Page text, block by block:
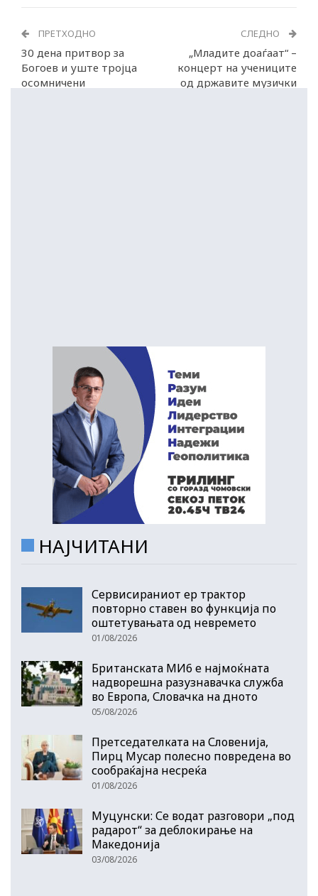
ПРЕТХОДНО
30 дена притвор за
Богоев и уште тројца
осомничени
СЛЕДНО
„Младите доаѓаат“ –
концерт на учениците
од државите музички
НАЈЧИТАНИ
Сервисираниот ер трактор
повторно ставен во функција по
оштетувањата од невремето
01/08/2026
Британската МИ6 е најмоќната
надворешна разузнавачка служба
во Европа, Словачка на дното
05/08/2026
Претседателката на Словенија,
Пирц Мусар полесно повредена во
сообраќајна несреќа
01/08/2026
Муцунски: Се водат разговори „под
радарот“ за деблокирање на
Македонија
03/08/2026